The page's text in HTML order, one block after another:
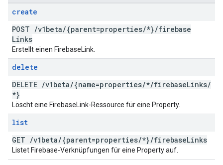
create
POST /v1beta/{parent=properties/*}/firebase
Links
Erstellt einen FirebaseLink.
delete
DELETE /v1beta/{name=properties/*/firebaseLinks/
*}
Löscht eine FirebaseLink-Ressource für eine Property.
list
GET /v1beta/{parent=properties/*}/firebaseLinks
Listet Firebase-Verknüpfungen für eine Property auf.